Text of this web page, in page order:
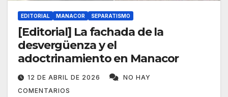
EDITORIAL MANACOR SEPARATISMO
[Editorial] La fachada de la
desvergüenza y el
adoctrinamiento en Manacor
12 DE ABRIL DE 2026
NO HAY
COMENTARIOS